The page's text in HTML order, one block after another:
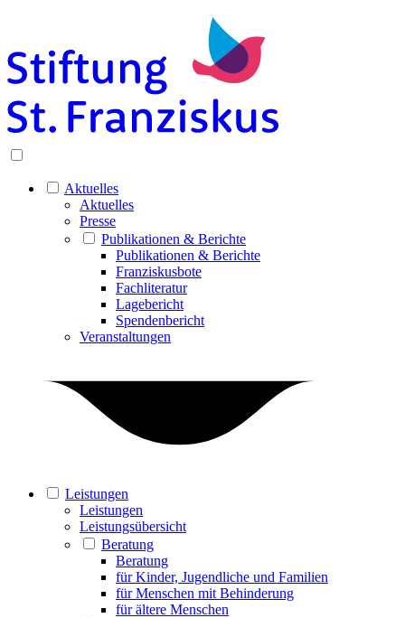
Aktuelles
Aktuelles
Presse
Publikationen & Berichte
Publikationen & Berichte
Franziskusbote
Fachliteratur
Lagebericht
Spendenbericht
Veranstaltungen
Leistungen
Leistungen
Leistungsübersicht
Beratung
Beratung
für Kinder, Jugendliche und Familien
für Menschen mit Behinderung
für ältere Menschen